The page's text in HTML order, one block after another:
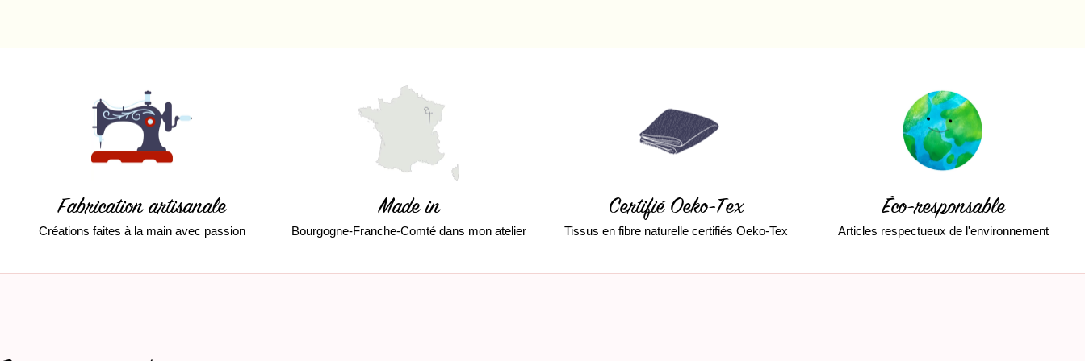
Fabrication artisanale
Créations faites à la main avec passion
Made in
Bourgogne-Franche-Comté dans mon atelier
Certifié Oeko-Tex
Tissus en fibre naturelle certifiés Oeko-Tex
Éco-responsable
Articles respectueux de l'environnement